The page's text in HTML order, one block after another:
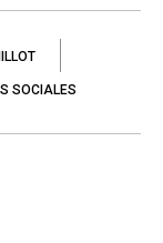
SOCIALES